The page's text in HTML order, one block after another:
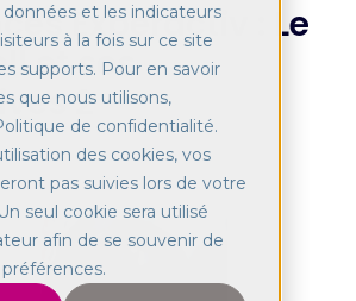
données et les indicateurs
à la fois sur ce site
supports. Pour en savoir
que nous utilisons,
de confidentialité.
des cookies, vos
pas suivies lors de votre
seul cookie sera utilisé
afin de se souvenir de
Experactiv : Le
et ses
2